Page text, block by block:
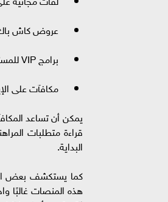
عروض كاش
برامج VIP للمستخدمين الدائمين
مكافآت على
يمكن أن تساعد
قراءة متطلبات
البداية.
كما يستكشف بعض
هذه المنصات غالبًا